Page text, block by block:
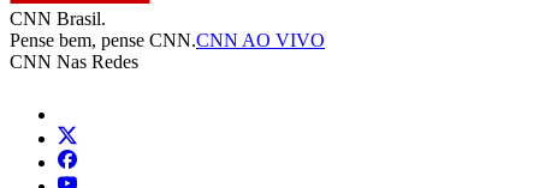
CNN Brasil.
Pense bem, pense CNN.CNN AO VIVO
CNN Nas Redes